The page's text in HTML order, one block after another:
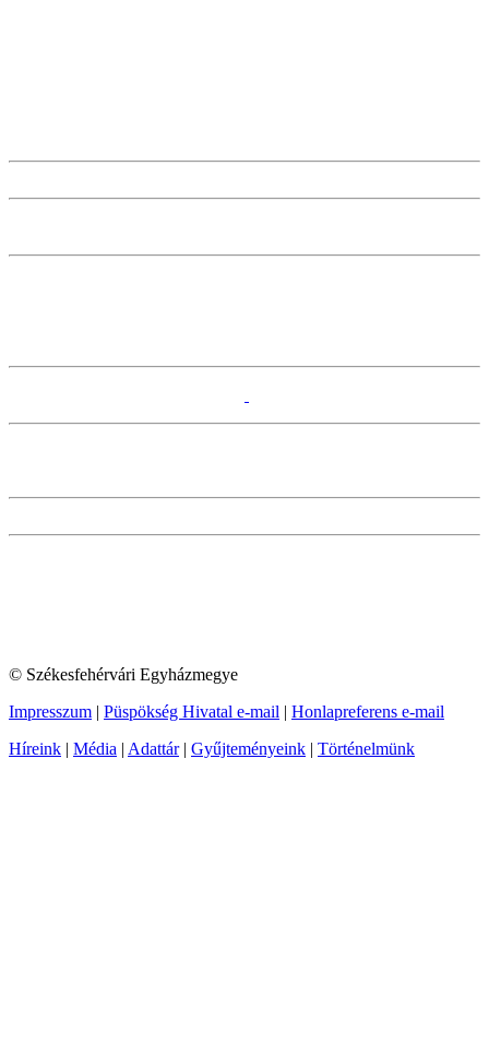
© Székesfehérvári Egyházmegye
Impresszum | Püspökség Hivatal e-mail | Honlapreferens e-mail
Híreink | Média | Adattár| Gyűjteményeink | Történelmünk